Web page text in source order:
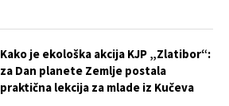
Kako je ekološka akcija KJP „Zlatibor“:
za Dan planete Zemlje postala
praktična lekcija za mlade iz Kučeva